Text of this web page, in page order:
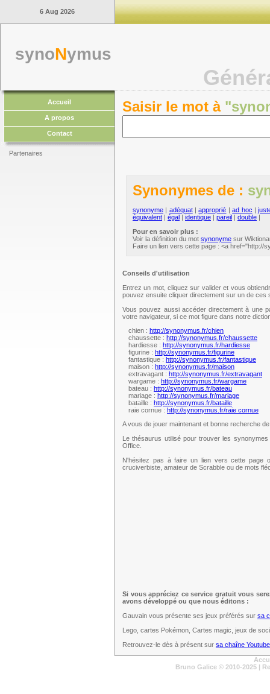
6 Aug 2026
synoNymus
Accueil
A propos
Contact
Partenaires
Saisir le mot à
Synonymes de :
synonyme | adéquat|approprié |ad hoc |
équivalent | égal | identique | pareil | double |
Pour en savoir plus :
Voir la définition du mot synonyme sur
Faire un lien vers cette page : <a href="http://
Conseils d'utilisation
Entrez un mot, cliquez sur valider et vous
pouvez ensuite cliquer directement sur un de
Vous pouvez aussi accéder directement à une
votre navigateur, si ce mot figure dans notre
chien : http://synonymus.fr/chien
chaussette : http://synonymus.fr/chaussette
hardiesse : http://synonymus.fr/hardiesse
figurine : http://synonymus.fr/figurine
fantastique : http://synonymus.fr/fantastique
maison : http://synonymus.fr/maison
extravagant : http://synonymus.fr/extravagant
wargame : http://synonymus.fr/wargame
bateau : http://synonymus.fr/bateau
mariage : http://synonymus.fr/mariage
bataille : http://synonymus.fr/bataille
raie cornue : http://synonymus.fr/raie cornue
A vous de jouer maintenant et bonne recherche
Le thésaurus utilisé pour trouver les
Office.
N'hésitez pas à faire un lien vers cette
cruciverbiste, amateur de Scrabble ou de mots
Si vous appréciez ce service gratuit vous
avons développé ou que nous éditons :
Gauvain vous présente ses jeux préférés sur sa
Lego, cartes Pokémon, Cartes magic, jeux de
Retrouvez-le dès à présent sur sa chaîne Youtube
Bruno Galice © 2010-2025 |